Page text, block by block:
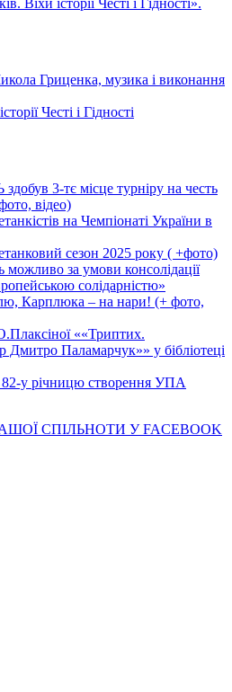
Віхи історії Честі і Гідності».
Гриценка, музика і виконання
Честі і Гідності
3-тє місце турніру на честь
відео)
на Чемпіонаті України в
сезон 2025 року ( +фото)
можливо за умови консолідації
солідарністю»
Карплюка – на нари! (+ фото,
««Триптих.
Дмитро Паламарчук»» у бібліотеці
82-у річницю створення УПА